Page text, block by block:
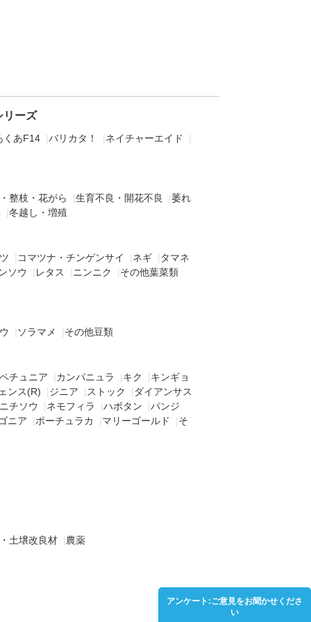
アンケート:ご意見をお聞かせくださ
い
リーズ
くあF14 |バリカタ！ |ネイチャーエイド
|
整枝・花がら |生育不良・開花不良 |萎れ
|冬越し・増殖
| コマツナ・チンゲンサイ |ネギ | タマネ
ソウ | レタス |ニンニク |その他葉菜類
| ソラマメ |その他豆類
チュニア |カンパニュラ |キク |キンギョ
ンス(R) |ジニア | ストック | ダイアンサス
チソウ |ネモフィラ |ハボタン |パンジ
ニア |ポーチュラカ |マリーゴールド |そ
土壌改良材 |農薬